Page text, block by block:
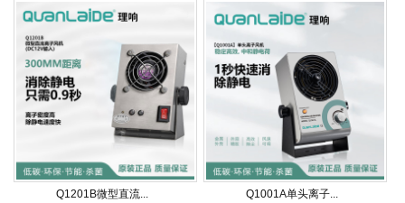
Q1201B微型直流... Q1001A单头离子...